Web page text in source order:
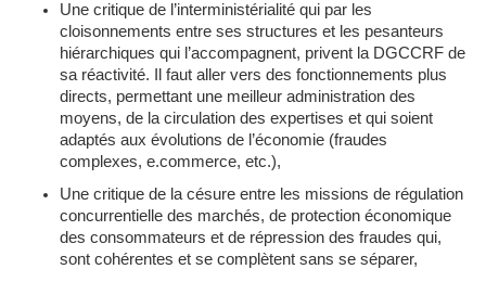
Une critique de l’interministérialité qui par les
cloisonnements entre ses structures et les pesanteurs
hiérarchiques qui l’accompagnent, privent la DGCCRF de
sa réactivité. Il faut aller vers des fonctionnements plus
directs, permettant une meilleur administration des
moyens, de la circulation des expertises et qui soient
adaptés aux évolutions de l’économie (fraudes
complexes, e.commerce, etc.),
Une critique de la césure entre les missions de régulation
concurrentielle des marchés, de protection économique
des consommateurs et de répression des fraudes qui,
sont cohérentes et se complètent sans se séparer,